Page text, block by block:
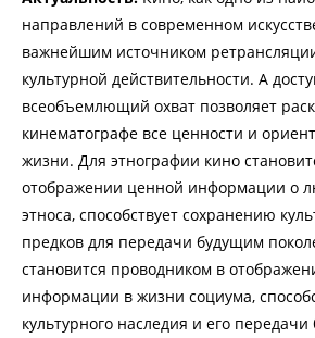
направлений в современном
важнейшим источником
культурной действительности. А
всеобъемлющий охват позволяет
кинематографе все ценности и
жизни. Для этнографии кино
отображении ценной информации о
этноса, способствует сохранению
предков для передачи будущим
становится проводником в
информации в жизни социума,
культурного наследия и его